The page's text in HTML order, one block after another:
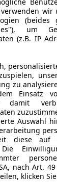
wir
(beides
um
(z.B. IP
zu
Einsatz
Auswahl
diese auf
nach Art. 49
klicken